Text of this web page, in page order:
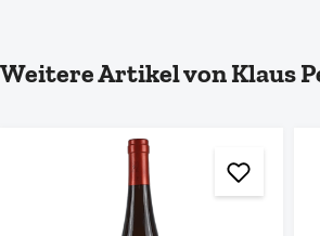
Produktgalerie überspringen
Weitere Artikel von Klaus